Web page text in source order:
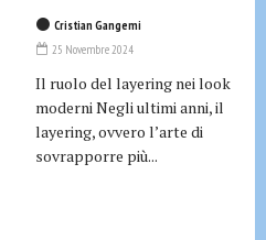
Cristian Gangemi
25 Novembre 2024
Il ruolo del layering nei look
moderni Negli ultimi anni, il
layering, ovvero l’arte di
sovrapporre più...